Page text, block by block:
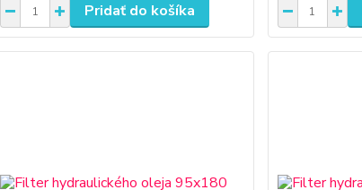
Pridať do košíka